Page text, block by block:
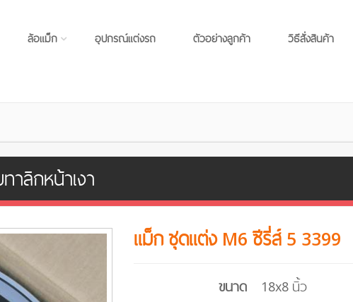
ล้อแม็ก อุปกรณ์แต่งรถ ตัวอย่างลูกค้า วิธีสั่งสินค้า
าลิกหน้าเงา
แม็ก ชุดแต่ง M6 ซีรี่ส์ 5 3399
ขนาด
18x8 นิ้ว